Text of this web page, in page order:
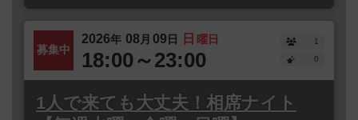
募集中
2026年 08 月 09日 日 曜日
18:00～23:00
1
0
1人で来ても大丈夫！相席ナイト